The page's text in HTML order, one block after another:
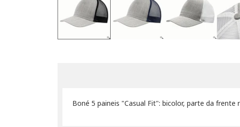
Boné 5 paineis "Casual Fit": bicolor, parte da